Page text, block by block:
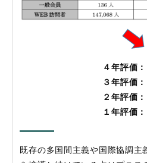
４年評価：
３年評価：
２年評価
１年評価
既存の多国間主義や国際協調主